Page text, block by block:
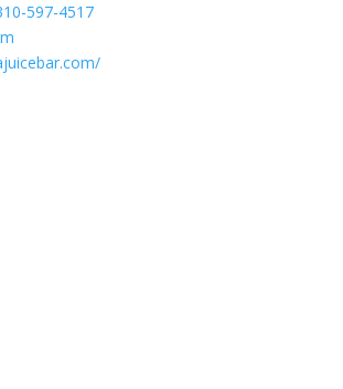
597-4517